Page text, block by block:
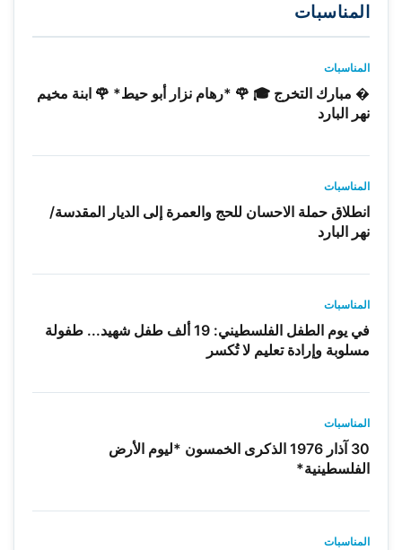
المناسبات
المناسبات
� مبارك التخرج 🎓 🌹 *رهام نزار أبو حيط* 🌹 ابنة مخيم
نهر البارد
المناسبات
انطلاق حملة الاحسان للحج والعمرة إلى الديار المقدسة/
نهر البارد
المناسبات
في يوم الطفل الفلسطيني: 19 ألف طفل شهيد... طفولة
مسلوبة وإرادة تعليم لا تُكسر
المناسبات
30 آذار 1976 الذكرى الخمسون *ليوم الأرض
الفلسطينية*
المناسبات